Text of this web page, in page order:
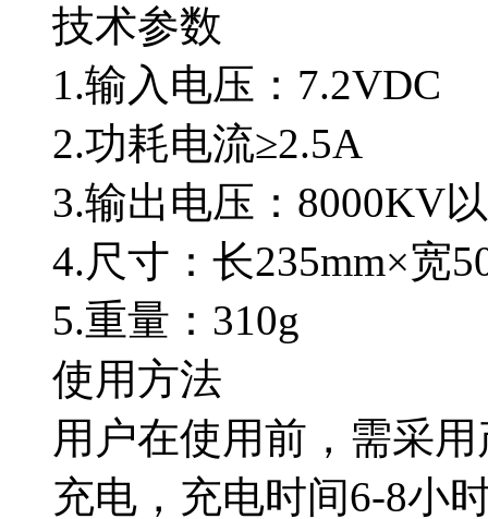
技术参数
1.输入电压：7.2VDC
2.功耗电流≥2.5A
3.输出电压：8000KV
4.尺寸：长235mm×宽
5.重量：310g
使用方法
用户在使用前，需采
充电，充电时间6-8小